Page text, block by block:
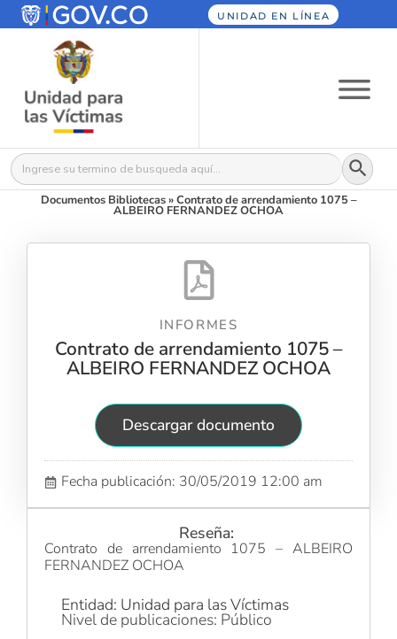
UNIDAD EN LÍNEA
Buscar: Botón
Documentos Bibliotecas»Contrato de arrendamiento 1075 –
ALBEIRO FERNANDEZ OCHOA
INFORMES
Contrato de arrendamiento 1075 –
ALBEIRO FERNANDEZ OCHOA
Descargar documento
Fecha publicación: 30/05/2019 12:00 am
Reseña:
Contrato de arrendamiento 1075 – ALBEIRO
FERNANDEZ OCHOA
Entidad: Unidad para las Víctimas
Nivel de publicaciones: Público